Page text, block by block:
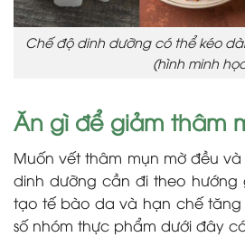
Chế độ dinh dưỡng có thể kéo
(hình minh
Ăn gì để giảm thâm
Muốn vết thâm mụn mờ đều
dinh dưỡng cần đi theo hướng
tạo tế bào da và hạn chế tăng
số nhóm thực phẩm dưới đây